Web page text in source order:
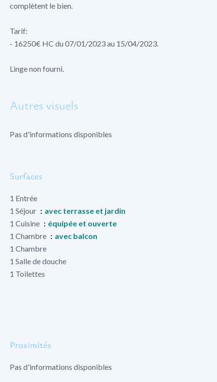
complètent le bien.
Tarif:
- 16250€ HC du 07/01/2023 au 15/04/2023.
Linge non fourni.
Autres visuels
Pas d'informations disponibles
Surfaces
1 Entrée
1 Séjour
avec terrasse et jardin
1 Cuisine
équipée et ouverte
1 Chambre
avec balcon
1 Chambre
1 Salle de douche
1 Toilettes
Proximités
Pas d'informations disponibles